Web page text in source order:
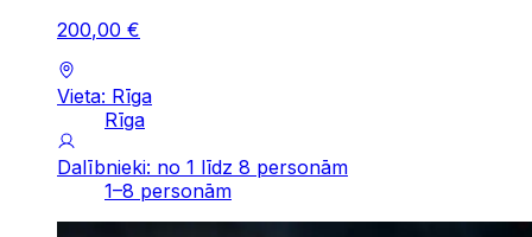
200,00 €
Vieta: Rīga
Rīga
Dalībnieki: no 1 līdz 8 personām
1–8 personām